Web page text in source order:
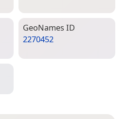
Geo­Names ID
2270452